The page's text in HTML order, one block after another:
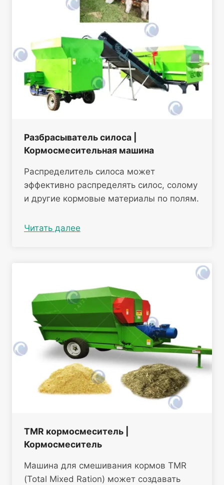
Разбрасыватель силоса |
Кормосмесительная машина
Распределитель силоса может
эффективно распределять силос, солому
и другие кормовые материалы по полям.
Читать далее
TMR кормосмеситель |
Кормосмеситель
Машина для смешивания кормов TMR
(Total Mixed Ration) может создавать